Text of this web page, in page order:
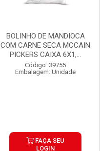
BOLINHO DE MANDIOCA
COM CARNE SECA MCCAIN
PICKERS CAIXA 6X1,...
Código: 39755
Embalagem: Unidade
FAÇA SEU
LOGIN